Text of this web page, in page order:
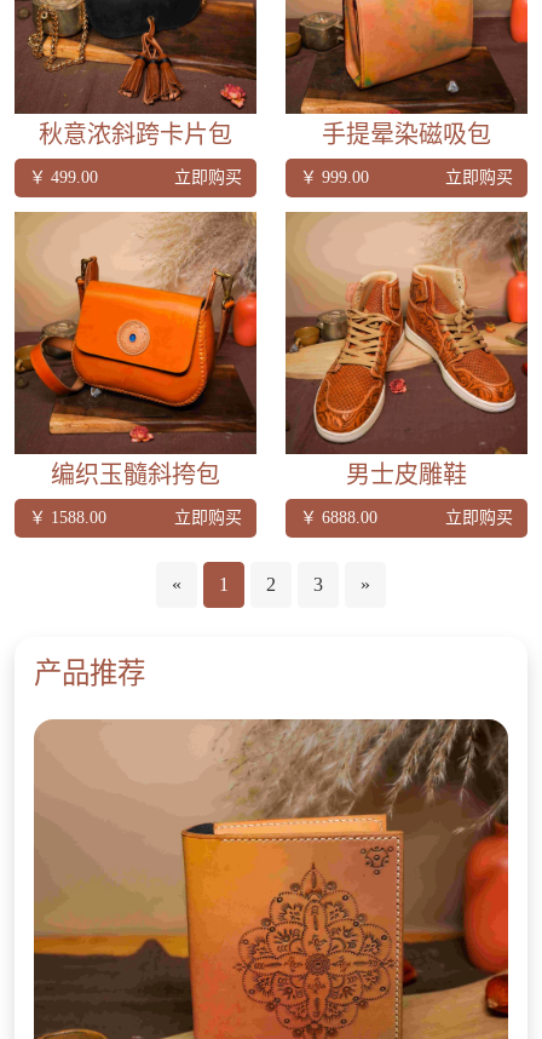
秋意浓斜跨卡片包
￥ 499.00 立即购买
手提晕染磁吸包
￥ 999.00 立即购买
编织玉髓斜挎包
￥ 1588.00 立即购买
男士皮雕鞋
￥ 6888.00 立即购买
« 1 2 3 »
产品推荐